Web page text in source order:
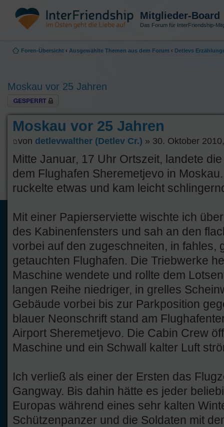
Mitglieder-Board
Das Forum für InterFriendship-
Foren-Übersicht ‹ Ausgewählte Themen aus dem Forum ‹ Detlevs
Moskau vor 25 Jahren
Thema gesperrt
Moskau vor 25 Jahren
von detlevwalther (Detlev Cr.) » 30. Oktober
Mitte Januar, 17 Uhr Ortszeit, landete
dem Flughafen Sheremetjevo in
ruckelte etwas und kam leicht
Mit einer Papierserviette wischte ich
des Kabinenfensters und sah an den
vorbei auf den zugeschneiten, in fahles,
getauchten Flughafen. Die Triebwerke
Maschine wendete und rollte dem
langen Reihe niedriger, in grelles
Gebäude vorbei bis zur Parkposition
blauer Neonschrift stand am
Airport Sheremetjevo. Die Cabin Crew
Maschine und ein Schwall kalter Luft
Ich verließ als einer der Ersten das
Gangway. Bis dahin hätte es jeder
Europas während eines sehr kalten
Schützenpanzer und die Soldaten mit